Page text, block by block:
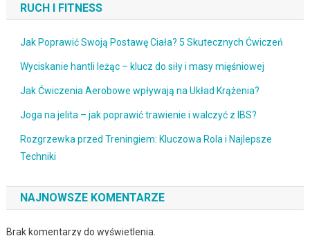
RUCH I FITNESS
Jak Poprawić Swoją Postawę Ciała? 5 Skutecznych Ćwiczeń
Wyciskanie hantli leżąc – klucz do siły i masy mięśniowej
Jak Ćwiczenia Aerobowe wpływają na Układ Krążenia?
Joga na jelita – jak poprawić trawienie i walczyć z IBS?
Rozgrzewka przed Treningiem: Kluczowa Rola i Najlepsze
Techniki
NAJNOWSZE KOMENTARZE
Brak komentarzy do wyświetlenia.